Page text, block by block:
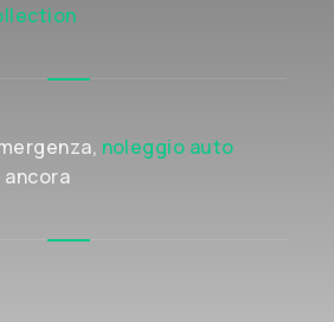
noleggio auto